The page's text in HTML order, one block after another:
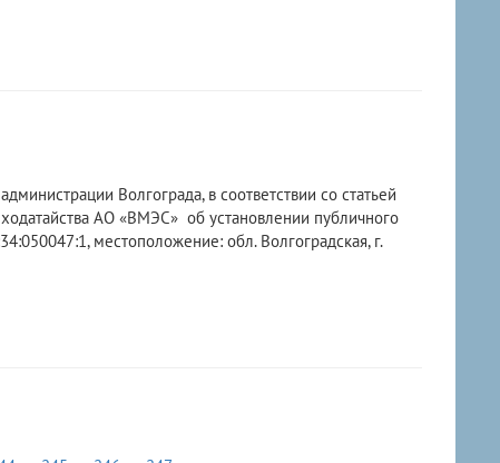
Волгограда, в соответствии со статьей
АО «ВМЭС» об установлении публичного
местоположение: обл. Волгоградская, г.